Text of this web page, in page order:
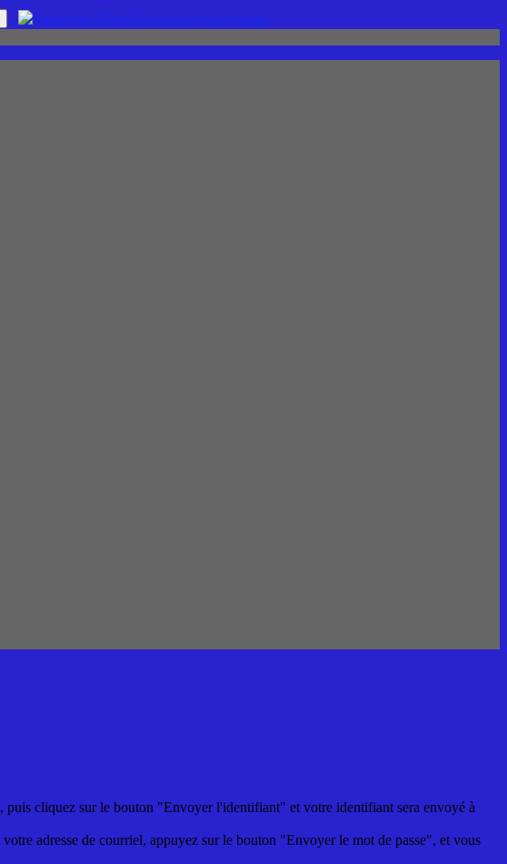
cliquez sur le bouton "Envoyer l'identifiant" et votre identifiant sera envoyé à
adresse de courriel, appuyez sur le bouton "Envoyer le mot de passe", et vous